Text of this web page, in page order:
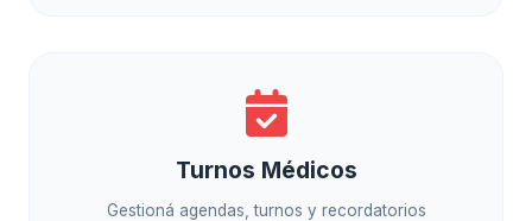
Turnos Médicos
Gestioná agendas, turnos y recordatorios